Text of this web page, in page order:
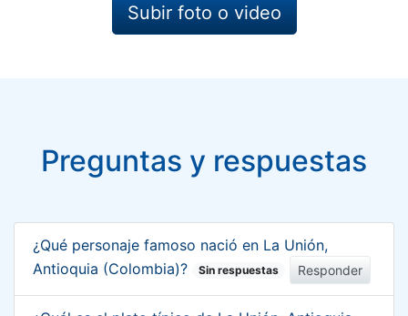
Subir foto o video
Preguntas y respuestas
¿Qué personaje famoso nació en La Unión,
Antioquia (Colombia)?
Sin respuestas Responder